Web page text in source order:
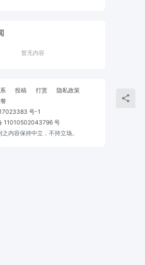
暂无内容
投稿 打赏
隐私政策
号-1
11010502043796 号
内容保持中立，不持立场。